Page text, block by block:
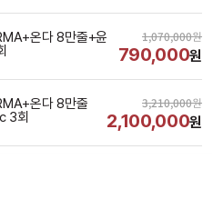
온다 8만줄+윤
1,070,000원
790,000원
온다 8만줄
3회
3,210,000원
2,100,000원